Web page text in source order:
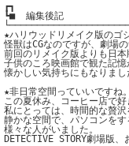
┏┓
┗■  編集後記
★ハリウッドリメイク版のゴ
怪獣はCGなのですが、劇場
前回のリメイク版よりも日
子供のころ映画館で観た記
懐かしい気持ちにもなりま
★非日常空間っていいですね
この夏休み、コーヒー店で
私にとっては、時間的な贅
静かな空間で、パソコンを
様々な人がいました。
DETECTIVE STORY劇場版